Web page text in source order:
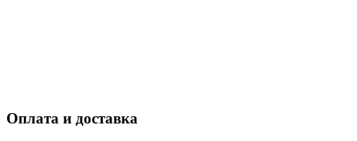
Оплата и доставка